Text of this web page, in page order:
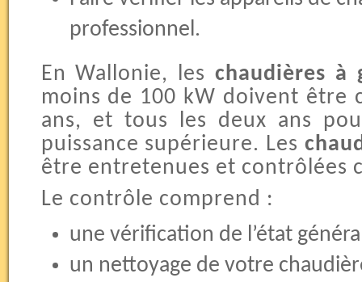
professionnel.
En Wallonie, leschaudières à
moins de 100 kW doivent être
ans, et tous les deux ans
puissance supérieure. Les
être entretenues et contrôlées
Le contrôle comprend :
une vérification de l’état
un nettoyage de votre